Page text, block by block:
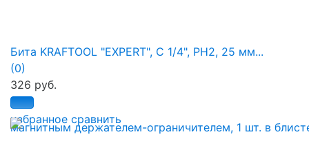
избранное сравнить
Бита KRAFTOOL "ЕХPERT", C 1/4", PH2, 25 мм...
(0)
326 руб.